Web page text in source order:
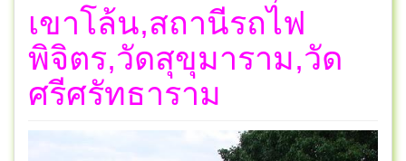
เขาโล้น,สถานีรถไฟ
พิจิตร,วัดสุขุมาราม,วัด
ศรีศรัทธาราม